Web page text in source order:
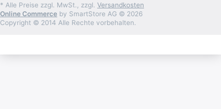
* Alle Preise zzgl. MwSt., zzgl. Versandkosten
Online Commerce by SmartStore AG © 2026
Copyright © 2014 Alle Rechte vorbehalten.